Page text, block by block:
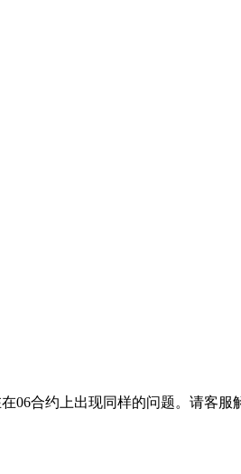
合约上出现同样的问题。请客